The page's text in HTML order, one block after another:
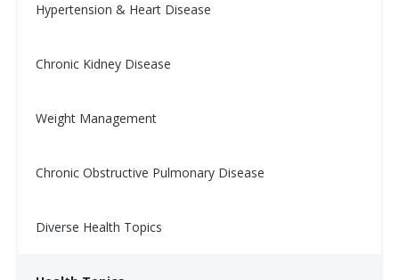
Hypertension & Heart Disease
Chronic Kidney Disease
Weight Management
Chronic Obstructive Pulmonary Disease
Diverse Health Topics
Algunos síntomas comunes de
la presión arterial baja. (How
Low Can You Go? Some
Common Symptoms of Low